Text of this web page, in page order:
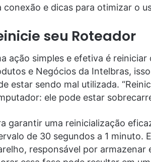
conexão e dicas para otimizar o
seu Roteador
ação simples e efetiva é
e Negócios da Intelbras,
estar sendo mal utilizada.
ele pode estar
garantir uma reinicialização
de 30 segundos a 1 minuto.
responsável por